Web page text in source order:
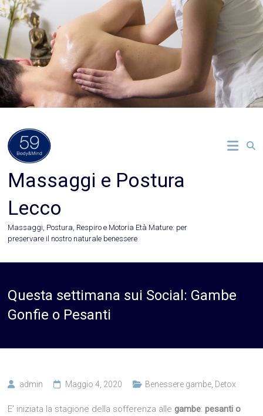
Vai
al
contenuto
Massaggi e Postura
Lecco
Massaggi, Postura, Respiro e Motoria Età Mature: per
preservare il nostro naturale benessere
Questa settimana sui Social: Gambe
Gonfie o Pesanti
admin Maggio 4, 2020 Benessere gambe, Detox
E’ iniziata la stagione della sofferenza allegambe:pesanti o